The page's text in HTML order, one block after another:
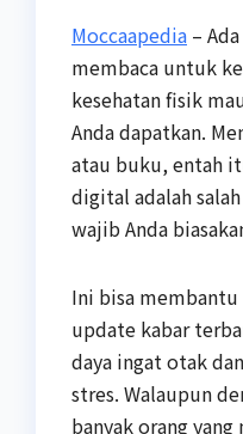
Moccaapedia –
membaca untuk
kesehatan fisik
Anda dapatkan.
atau buku, entah
digital adalah
wajib Anda
Ini bisa
update kabar
daya ingat otak
stres. Walaupun
banyak orang